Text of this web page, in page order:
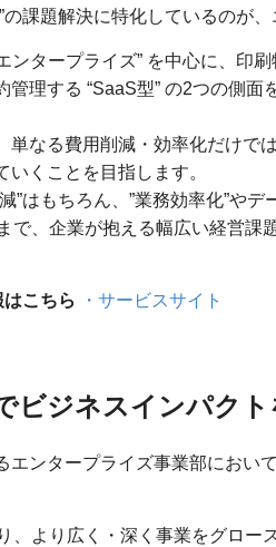
課題解決に特化しているのが
ンタープライズ” を中心に、印
管理する “SaaS型” の2つの側
単なる費用削減・効率化だけで
くことを目指します。
”はもちろん、”業務効率化”やデ
で、企業が抱える幅広い経営課
こちら
・サービスサイト
ビジネスインパク
エンタープライズ事業部におい
より広く・深く事業をグロー